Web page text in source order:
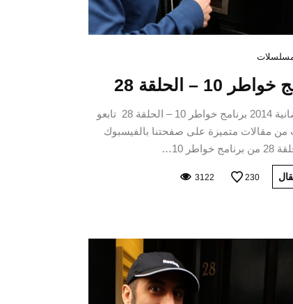
10 – الحلقة 28
برامج رمضانية 2014 برنامج خواطر 10 – الحلقة 28 تابعو
من مقالات متميزة على صفحتنا بالفيسبوك
10…
230
3122